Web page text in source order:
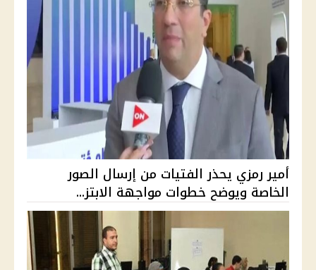
أمير رمزي يحذر الفتيات من إرسال الصور
الخاصة ويوضح خطوات مواجهة الابتز...